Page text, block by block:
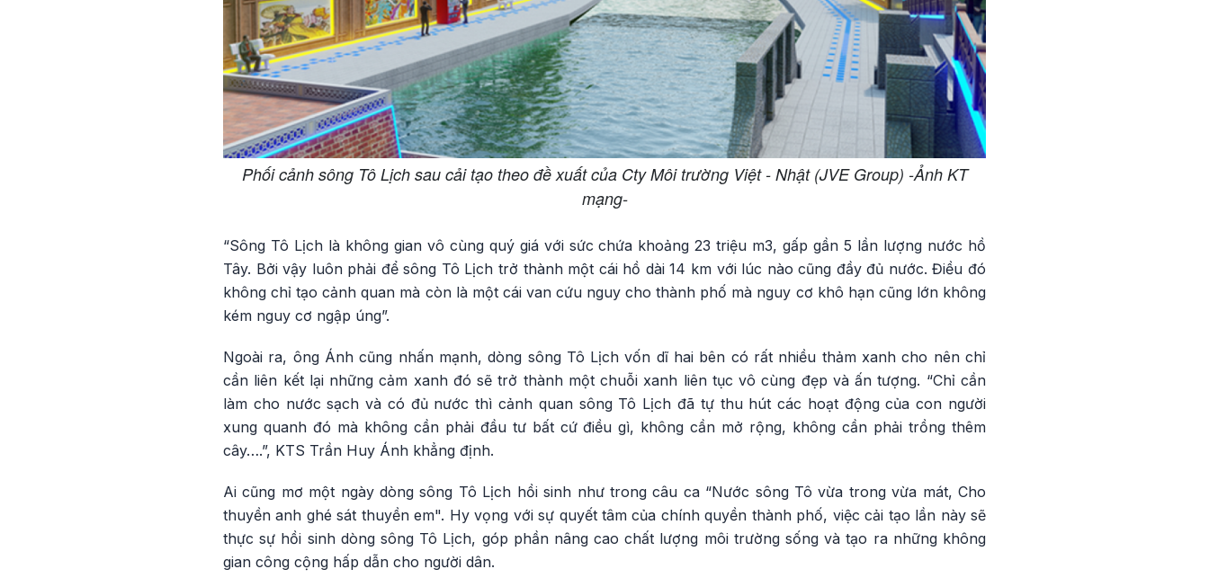
Phối cảnh sông Tô Lịch sau cải tạo theo đề xuất của Cty Môi trường Việt - Nhật (JVE Group) -Ảnh KT
mạng-
“Sông Tô Lịch là không gian vô cùng quý giá với sức chứa khoảng 23 triệu m3, gấp gần 5 lần lượng nước hồ
Tây. Bởi vậy luôn phải để sông Tô Lịch trở thành một cái hồ dài 14 km với lúc nào cũng đầy đủ nước. Điều đó
không chỉ tạo cảnh quan mà còn là một cái van cứu nguy cho thành phố mà nguy cơ khô hạn cũng lớn không
kém nguy cơ ngập úng”.
Ngoài ra, ông Ánh cũng nhấn mạnh, dòng sông Tô Lịch vốn dĩ hai bên có rất nhiều thảm xanh cho nên chỉ
cần liên kết lại những cảm xanh đó sẽ trở thành một chuỗi xanh liên tục vô cùng đẹp và ấn tượng. “Chỉ cần
làm cho nước sạch và có đủ nước thì cảnh quan sông Tô Lịch đã tự thu hút các hoạt động của con người
xung quanh đó mà không cần phải đầu tư bất cứ điều gì, không cần mở rộng, không cần phải trồng thêm
cây….”, KTS Trần Huy Ánh khẳng định.
Ai cũng mơ một ngày dòng sông Tô Lịch hồi sinh như trong câu ca “Nước sông Tô vừa trong vừa mát, Cho
thuyền anh ghé sát thuyền em". Hy vọng với sự quyết tâm của chính quyền thành phố, việc cải tạo lần này sẽ
thực sự hồi sinh dòng sông Tô Lịch, góp phần nâng cao chất lượng môi trường sống và tạo ra những không
gian công cộng hấp dẫn cho người dân.